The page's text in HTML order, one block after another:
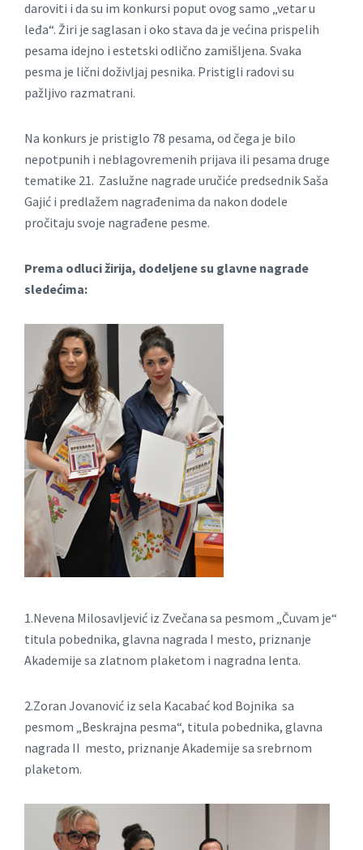
daroviti i da su im konkursi poput ovog samo „vetar u
leđa“. Žiri je saglasan i oko stava da je većina prispelih
pesama idejno i estetski odlično zamišljena. Svaka
pesma je lični doživljaj pesnika. Pristigli radovi su
pažljivo razmatrani.
Na konkurs je pristiglo 78 pesama, od čega je bilo
nepotpunih i neblagovremenih prijava ili pesama druge
tematike 21. Zaslužne nagrade uručiće predsednik Saša
Gajić i predlažem nagrađenima da nakon dodele
pročitaju svoje nagrađene pesme.
Prema odluci žirija, dodeljene su glavne nagrade
sledećima:
1.Nevena Milosavljević iz Zvečana sa pesmom „Čuvam je“
titula pobednika, glavna nagrada I mesto, priznanje
Akademije sa zlatnom plaketom i nagradna lenta.
2.Zoran Jovanović iz sela Kacabać kod Bojnika sa
pesmom „Beskrajna pesma“, titula pobednika, glavna
nagrada II mesto, priznanje Akademije sa srebrnom
plaketom.